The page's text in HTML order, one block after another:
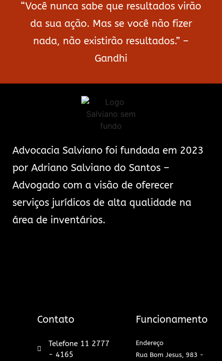
“Você nunca sabe que resultados virão
da sua ação. Mas se você não fizer
nada, não existirão resultados.” –
Gandhi
Advocacia Salviano foi fundada em 2023
por Adriano Salviano do Santos –
Advogado com a visão de oferecer
serviços jurídicos de alta qualidade na
área de inventários.
Contato
Telefone 11 2777
- 4165
Funcionamento
Endereço
Rua Bom Jesus, 983 -